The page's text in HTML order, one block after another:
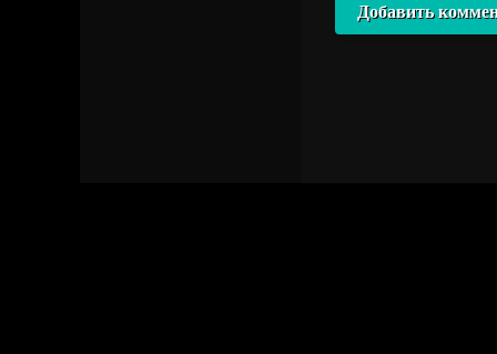
Добавить